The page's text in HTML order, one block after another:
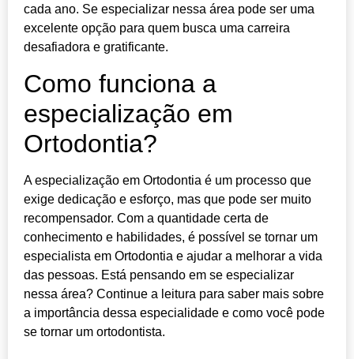
cada ano. Se especializar nessa área pode ser uma
excelente opção para quem busca uma carreira
desafiadora e gratificante.
Como funciona a
especialização em
Ortodontia?
A especialização em Ortodontia é um processo que
exige dedicação e esforço, mas que pode ser muito
recompensador. Com a quantidade certa de
conhecimento e habilidades, é possível se tornar um
especialista em Ortodontia e ajudar a melhorar a vida
das pessoas. Está pensando em se especializar
nessa área? Continue a leitura para saber mais sobre
a importância dessa especialidade e como você pode
se tornar um ortodontista.